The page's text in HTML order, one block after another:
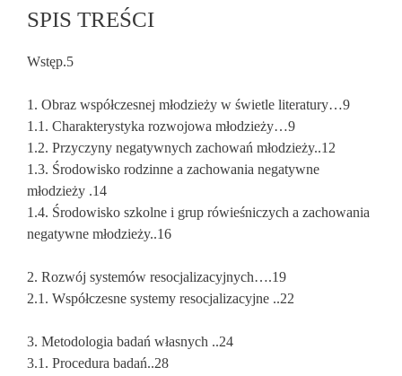
SPIS TREŚCI
Wstęp.5
1. Obraz współczesnej młodzieży w świetle literatury…9
1.1. Charakterystyka rozwojowa młodzieży…9
1.2. Przyczyny negatywnych zachowań młodzieży..12
1.3. Środowisko rodzinne a zachowania negatywne
młodzieży .14
1.4. Środowisko szkolne i grup rówieśniczych a zachowania
negatywne młodzieży..16
2. Rozwój systemów resocjalizacyjnych….19
2.1. Współczesne systemy resocjalizacyjne ..22
3. Metodologia badań własnych ..24
3.1. Procedura badań..28